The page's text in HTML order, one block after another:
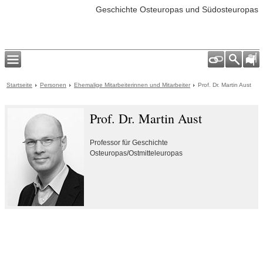
Geschichte Osteuropas und Südosteuropas
Startseite Personen Ehemalige Mitarbeiterinnen und Mitarbeiter Prof. Dr. Martin Aust
Prof. Dr. Martin Aust
Professor für Geschichte
Osteuropas/Ostmitteleuropas